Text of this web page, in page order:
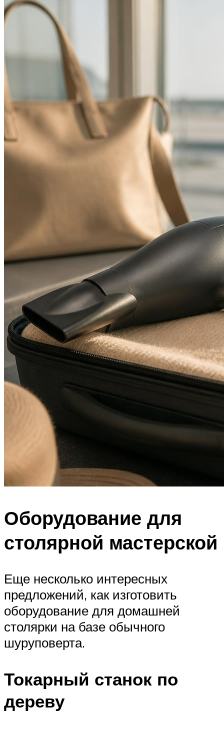
Оборудование для
столярной мастерской
Еще несколько интересных
предложений, как изготовить
оборудование для домашней
столярки на базе обычного
шуруповерта.
Токарный станок по
дереву